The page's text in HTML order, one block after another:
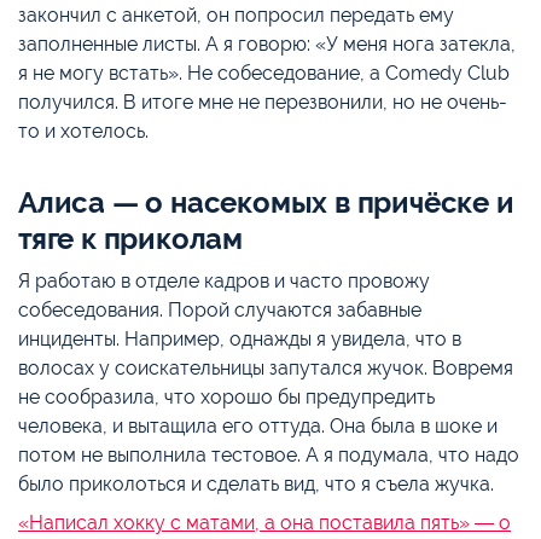
закончил с анкетой, он попросил передать ему
заполненные листы. А я говорю: «У меня нога затекла,
я не могу встать». Не собеседование, а Comedy Club
получился. В итоге мне не перезвонили, но не очень-
то и хотелось.
Алиса — о насекомых в причёске и
тяге к приколам
Я работаю в отделе кадров и часто провожу
собеседования. Порой случаются забавные
инциденты. Например, однажды я увидела, что в
волосах у соискательницы запутался жучок. Вовремя
не сообразила, что хорошо бы предупредить
человека, и вытащила его оттуда. Она была в шоке и
потом не выполнила тестовое. А я подумала, что надо
было приколоться и сделать вид, что я съела жучка.
«Написал хокку с матами, а она поставила пять» ― о